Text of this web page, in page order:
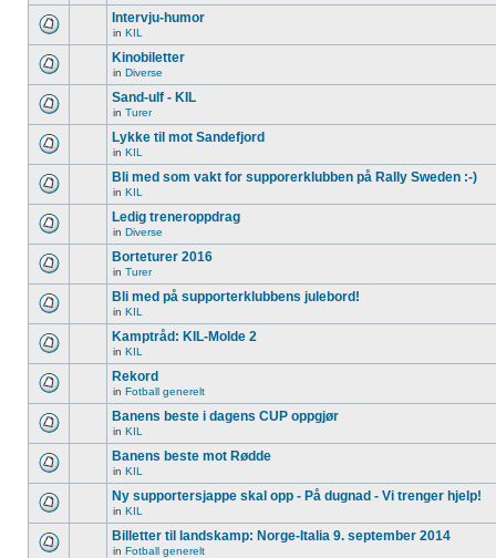
Intervju-humor
in KIL
Kinobiletter
in Diverse
Sand-ulf - KIL
in Turer
Lykke til mot Sandefjord
in KIL
Bli med som vakt for supporerklubben på Rally Sweden :-)
in KIL
Ledig treneroppdrag
in Diverse
Borteturer 2016
in Turer
Bli med på supporterklubbens julebord!
in KIL
Kamptråd: KIL-Molde 2
in KIL
Rekord
in Fotball generelt
Banens beste i dagens CUP oppgjør
in KIL
Banens beste mot Rødde
in KIL
Ny supportersjappe skal opp - På dugnad - Vi trenger hjelp!
in KIL
Billetter til landskamp: Norge-Italia 9. september 2014
in Fotball generelt